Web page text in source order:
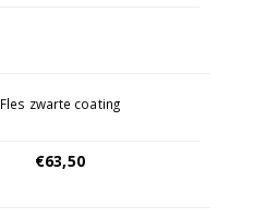
Fles zwarte coating
€63,50